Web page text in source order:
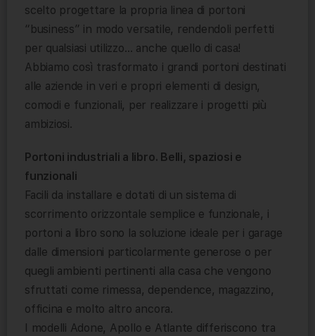
scelto progettare la propria linea di portoni
“business” in modo versatile, rendendoli perfetti
per qualsiasi utilizzo… anche quello di casa!
Abbiamo così trasformato i grandi portoni destinati
alle aziende in veri e propri elementi di design,
comodi e funzionali, per realizzare i progetti più
ambiziosi.
Portoni industriali a libro. Belli, spaziosi e
funzionali
Facili da installare e dotati di un sistema di
scorrimento orizzontale semplice e funzionale, i
portoni a libro sono la soluzione ideale per i garage
dalle dimensioni particolarmente generose o per
quegli ambienti pertinenti alla casa che vengono
sfruttati come rimessa, dependence, magazzino,
officina e molto altro ancora.
I modelli Adone, Apollo e Atlante differiscono tra